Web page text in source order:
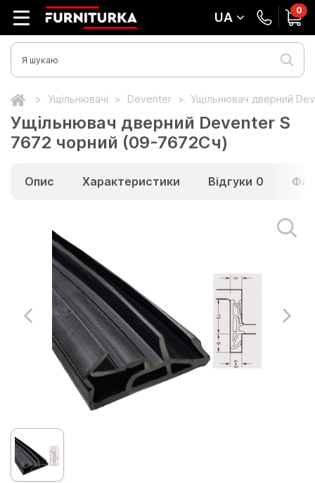
UA 0
Ущільнювачі Deventer Ущільнювач дверний
Ущільнювач дверний Deventer S
7672 чорний (09-7672Сч)
Опис Характеристики Відгуки 0